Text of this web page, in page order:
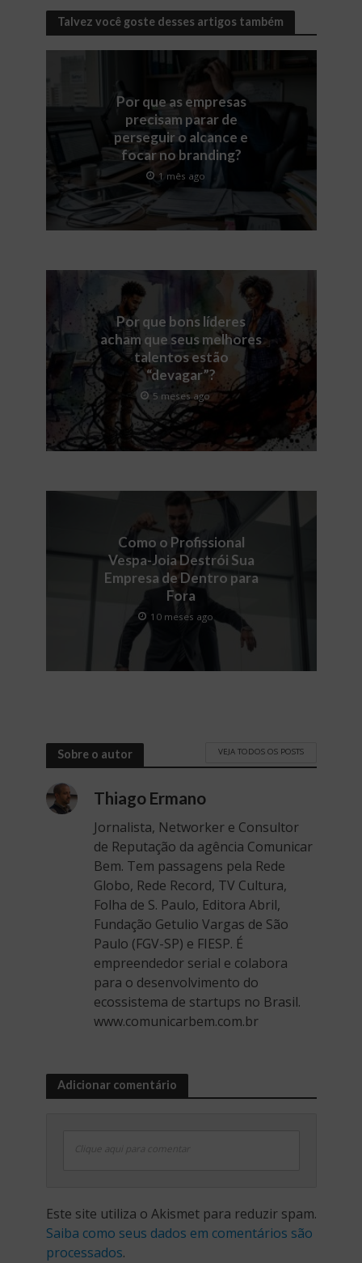
Talvez você goste desses artigos também
Por que as empresas
precisam parar de
perseguir o alcance e
focar no branding?
1 mês ago
Por que bons líderes
acham que seus melhores
talentos estão
“devagar”?
5 meses ago
Como o Profissional
Vespa-Joia Destrói Sua
Empresa de Dentro para
Fora
10 meses ago
Sobre o autor VEJA TODOS OS POSTS
Thiago Ermano
Jornalista, Networker e Consultor
de Reputação da agência Comunicar
Bem. Tem passagens pela Rede
Globo, Rede Record, TV Cultura,
Folha de S. Paulo, Editora Abril,
Fundação Getulio Vargas de São
Paulo (FGV-SP) e FIESP. É
empreendedor serial e colabora
para o desenvolvimento do
ecossistema de startups no Brasil.
www.comunicarbem.com.br
Adicionar comentário
Clique aqui para comentar
Este site utiliza o Akismet para reduzir spam.
Saiba como seus dados em comentários são
processados.